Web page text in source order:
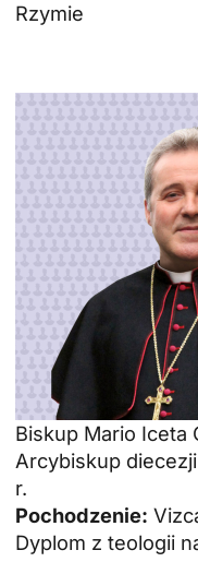
Rzymie
Biskup Mario Iceta
Arcybiskup
r.
Pochodzenie:
Dyplom z teologii